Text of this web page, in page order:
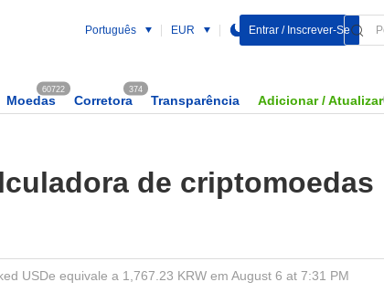
Português EUR Entrar / Inscrever-Se
Moedas
60722
Corretora
374
Transparência Adicionar / Atualizar
de criptomoedas
USDe equivale a 1,767.23 KRW em August 6 at 7:31 PM